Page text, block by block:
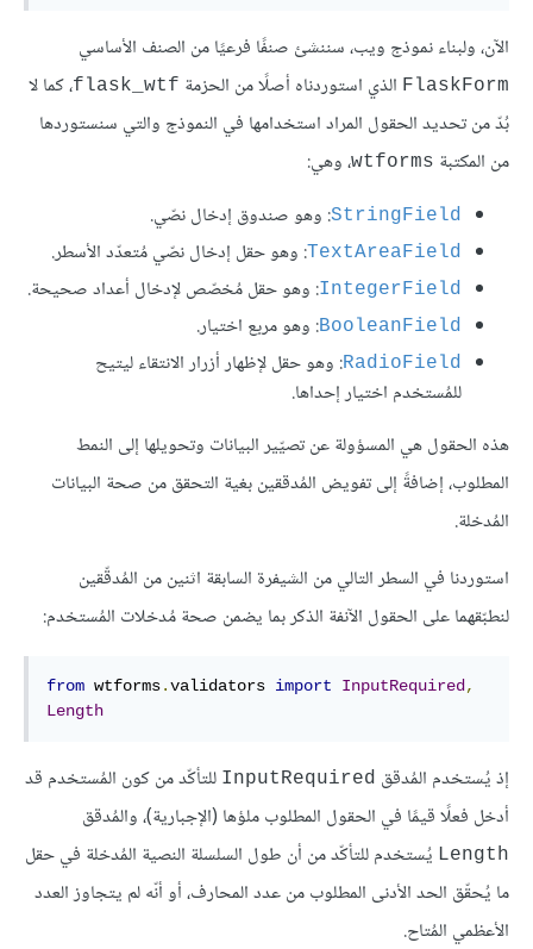
الآن، ولبناء نموذج ويب، سننشئ صنفًا فرعيًا من الصنف الأساسي
FlaskForm الذي استوردناه أصلًا من الحزمة flask_wtf، كما لا
بُدّ من تحديد الحقول المراد استخدامها في النموذج والتي سنستوردها
من المكتبة wtforms، وهي:
StringField: وهو صندوق إدخال نصّي.
TextAreaField: وهو حقل إدخال نصّي مُتعدّد الأسطر.
IntegerField: وهو حقل مُخصّص لإدخال أعداد صحيحة.
BooleanField: وهو مربع اختيار.
RadioField: وهو حقل لإظهار أزرار الانتقاء ليتيح
للمُستخدم اختيار إحداها.
هذه الحقول هي المسؤولة عن تصيّير البيانات وتحويلها إلى النمط
المطلوب، إضافةً إلى تفويض المُدققين بغية التحقق من صحة البيانات
المُدخلة.
استوردنا في السطر التالي من الشيفرة السابقة اثنين من المُدقّقين
لنطبّقهما على الحقول الآنفة الذكر بما يضمن صحة مُدخلات المُستخدم:
from wtforms.validators import InputRequired,
Length
إذ يُستخدم المُدقق InputRequired للتأكّد من كون المُستخدم قد
أدخل فعلًا قيمًا في الحقول المطلوب ملؤها (الإجبارية)، والمُدقق
Length يُستخدم للتأكّد من أن طول السلسلة النصية المُدخلة في حقل
ما يُحقّق الحد الأدنى المطلوب من عدد المحارف، أو أنّه لم يتجاوز العدد
الأعظمي المُتاح.